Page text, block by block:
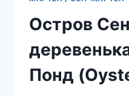
Остров
Понд